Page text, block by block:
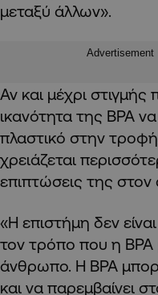
μεταξύ άλλων».
Advertisement
Αν και μέχρι στιγμής
ικανότητα της BPA
πλαστικό στην
χρειάζεται
επιπτώσεις της
«Η επιστήμη δεν
τον τρόπο που η BPA
άνθρωπο. Η BPA
και να παρεμβαίνει